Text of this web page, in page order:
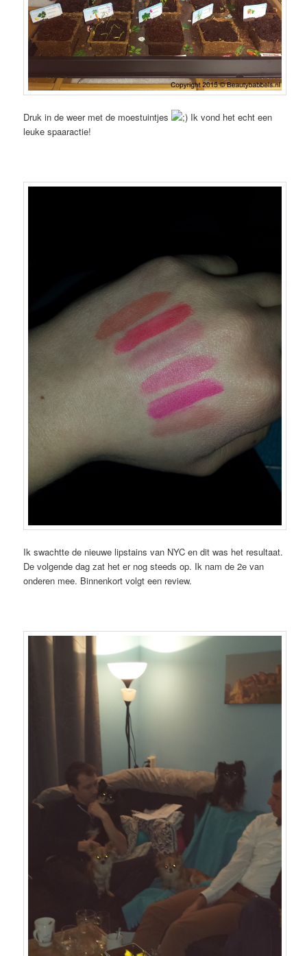
Druk in de weer met de moestuintjes
Ik vond het echt een
leuke spaaractie!
Ik swachtte de nieuwe lipstains van NYC en dit was het resultaat.
De volgende dag zat het er nog steeds op. Ik nam de 2e van
onderen mee. Binnenkort volgt een review.